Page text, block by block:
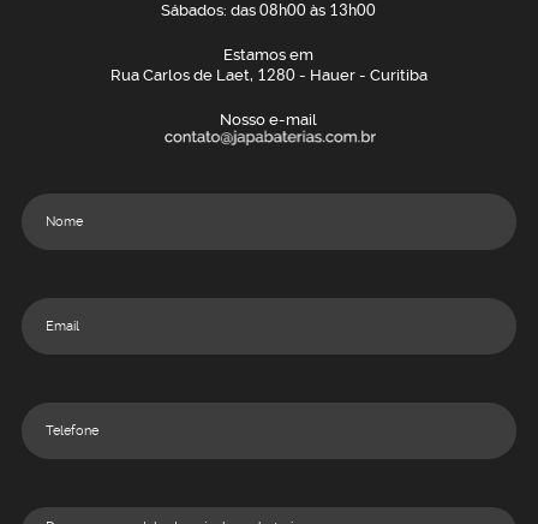
Sábados: das08h00 às 13h00
Estamos em
Rua Carlos de Laet, 1280- Hauer - Curitiba
Nosso e-mail